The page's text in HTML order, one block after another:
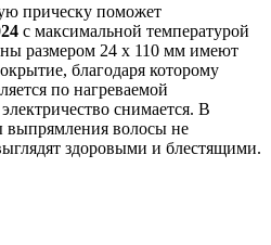
прическу поможет
с максимальной температурой
размером 24 х 110 мм имеют
благодаря которому
по нагреваемой
снимается. В
выпрямления волосы не
здоровыми и блестящими.